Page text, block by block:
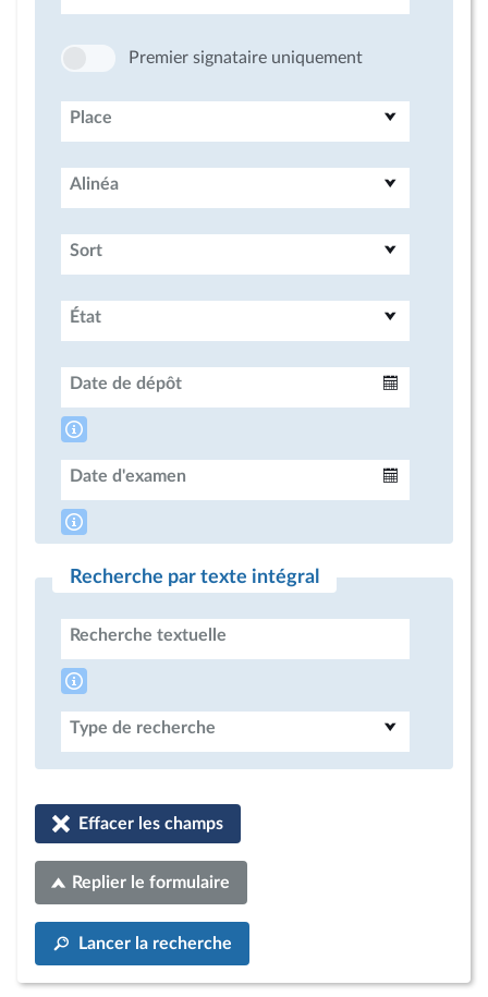
Premier signataire uniquement
Place
Alinéa
Sort
État
Date de dépôt
Date d'examen
Recherche par texte intégral
Recherche textuelle
Type de recherche
Effacer les champs
Replier le formulaire
Lancer la recherche